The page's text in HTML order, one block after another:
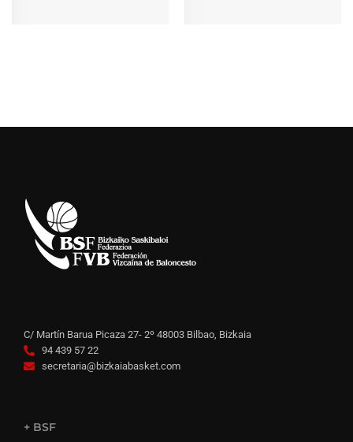
C/ Martín Barua Picaza 27- 2º 48003 Bilbao, Bizkaia
94 439 57 22
secretaria@bizkaiabasket.com
+ BSF